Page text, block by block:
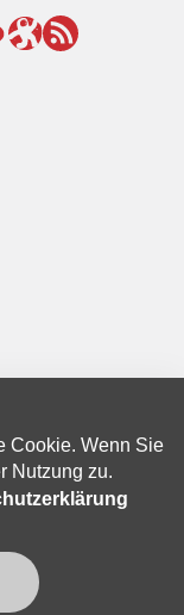
Cookie. Wenn Sie
Nutzung zu.